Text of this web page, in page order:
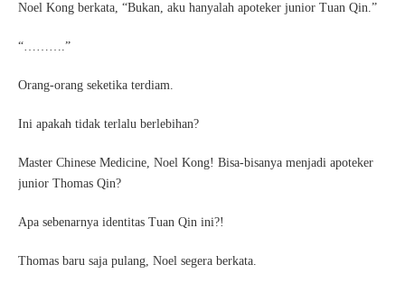
Noel Kong berkata, “Bukan, aku hanyalah apoteker junior Tuan Qin.”
“……….”
Orang-orang seketika terdiam.
Ini apakah tidak terlalu berlebihan?
Master Chinese Medicine, Noel Kong! Bisa-bisanya menjadi apoteker
junior Thomas Qin?
Apa sebenarnya identitas Tuan Qin ini?!
Thomas baru saja pulang, Noel segera berkata.